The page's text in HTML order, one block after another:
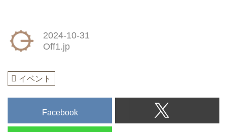
2024-10-31
Off1.jp
イベント
Facebook